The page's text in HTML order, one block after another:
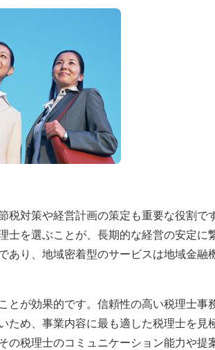
税対策や経営計画の策定も重要な役割で
を選ぶことが、長期的な経営の安定に
り、地域密着型のサービスは地域金融
が効果的です。信頼性の高い税理士事
め、事業内容に最も適した税理士を見
税理士のコミュニケーション能力や提